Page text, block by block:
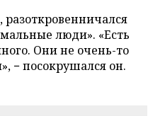
люди». «Есть
Они не очень-то
− посокрушался он.